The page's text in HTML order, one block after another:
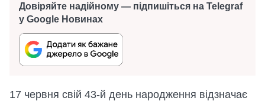
Довіряйте надійному — підпишіться на Telegraf
у Google Новинах
17 червня свій 43-й день народження відзначає